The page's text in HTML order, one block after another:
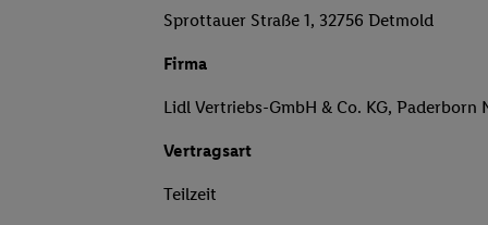
Sprottauer Straße 1, 32756 Detmold
Firma
Lidl Vertriebs-GmbH & Co. KG, Paderborn
Vertragsart
Teilzeit